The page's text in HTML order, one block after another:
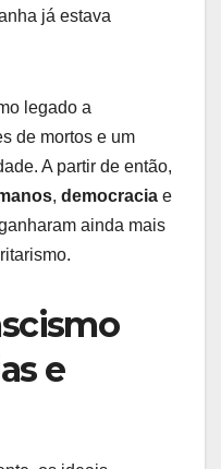
já estava
legado a
de mortos e um
A partir de então,
, democracia e
ainda mais
e